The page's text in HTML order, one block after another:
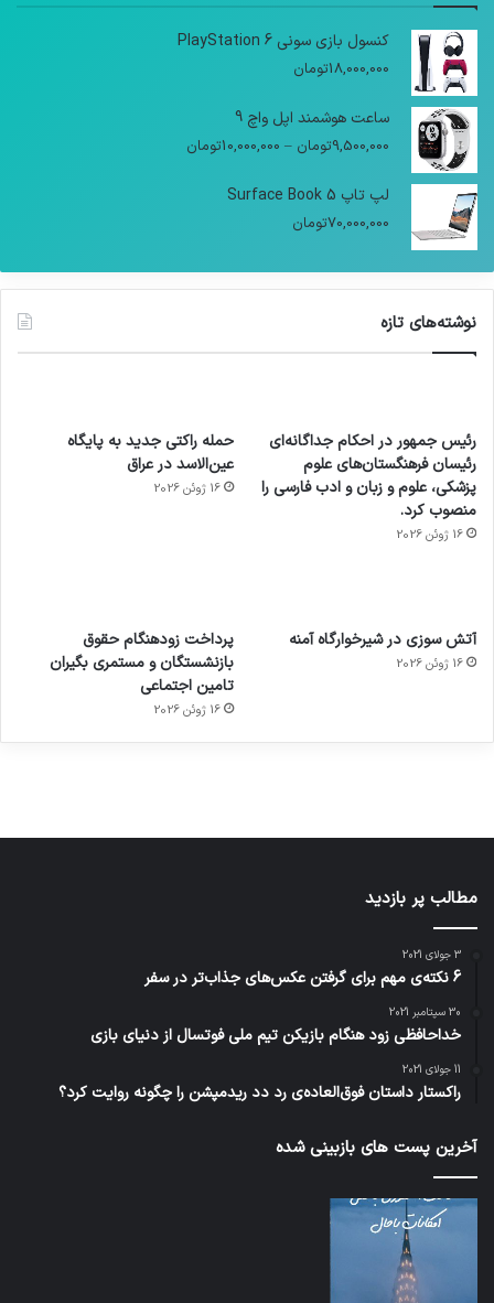
کنسول بازی سونی PlayStation 6
18,000,000تومان
ساعت هوشمند اپل واچ 9
9,500,000تومان –
10,000,000تومان
لپ تاپ Surface Book 5
70,000,000تومان
نوشته‌های تازه
رئیس جمهور در احکام جداگانه‌ای
رئیسان فرهنگستان‌های علوم
پزشکی، علوم و زبان و ادب فارسی را
منصوب کرد.
16 ژوئن 2026
حمله راکتی جدید به پایگاه
عین‌الاسد در عراق
16 ژوئن 2026
آتش سوزی در شیرخوارگاه آمنه
16 ژوئن 2026
پرداخت زودهنگام حقوق
بازنشستگان و مستمری بگیران
تامین اجتماعی
16 ژوئن 2026
برای
کشف
توسط
مجازی
…
ساعت
هوشمند
با طعم
توسط
ژاکت
در
های
2023
توسط
مطالب پر بازدید
3 جولای 2021
6 نکته‌ی مهم برای گرفتن عکس‌های جذاب‌تر در سفر
30 سپتامبر 2021
خداحافظی زود هنگام بازیکن تیم ملی فوتسال از دنیای بازی
11 جولای 2021
راکستار داستان فوق‌العاده‌ی رد دد ریدمپشن را چگونه روایت کرد؟
آخرین پست های بازبینی شده